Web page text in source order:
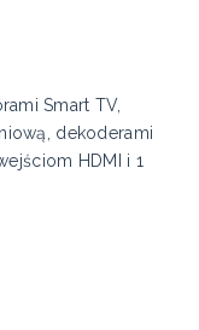
Smart TV,
dekoderami
HDMI i 1